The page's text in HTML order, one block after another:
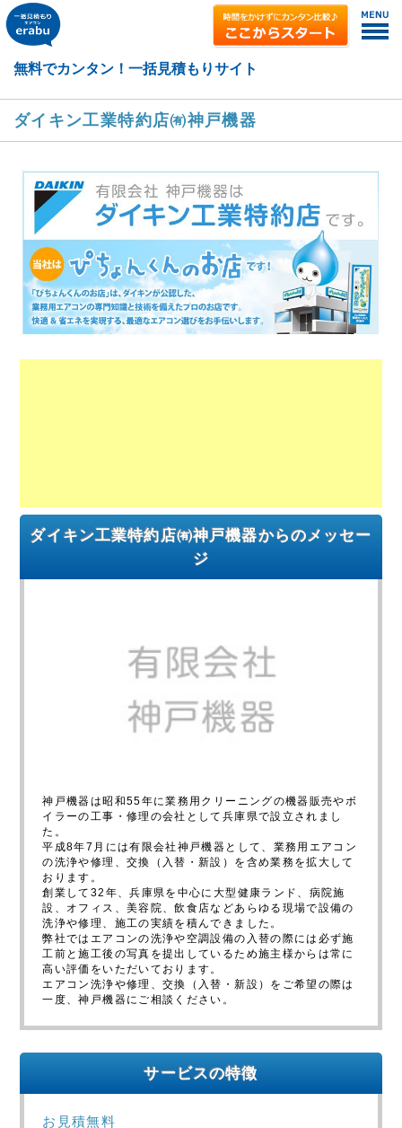
ダイキン工業特約店㈲神戸機器
ダイキン工業特約店㈲神戸機器からのメッセー
ジ
神戸機器は昭和55年に業務用クリーニングの機器販売やボ
イラーの工事・修理の会社として兵庫県で設立されまし
た。
平成8年7月には有限会社神戸機器として、業務用エアコン
の洗浄や修理、交換（入替・新設）を含め業務を拡大して
おります。
創業して32年、兵庫県を中心に大型健康ランド、病院施
設、オフィス、美容院、飲食店などあらゆる現場で設備の
洗浄や修理、施工の実績を積んできました。
弊社ではエアコンの洗浄や空調設備の入替の際には必ず施
工前と施工後の写真を提出しているため施主様からは常に
高い評価をいただいております。
エアコン洗浄や修理、交換（入替・新設）をご希望の際は
一度、神戸機器にご相談ください。
サービスの特徴
お見積無料